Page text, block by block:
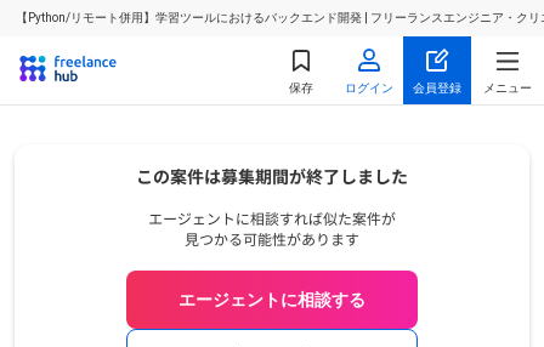
【Python/リモート併用】学習ツールにおけるバックエンド開発 | フリーランスエンジニア・ク
保存 ログイン 会員登録 メニュー
エージェントに相談する